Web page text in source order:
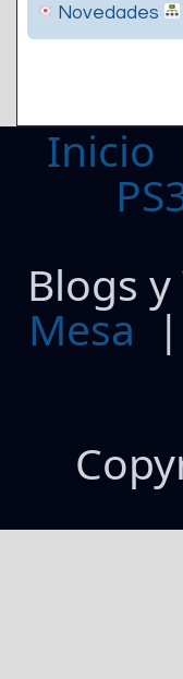
Novedades
Inicio
Blogs
Mesa |